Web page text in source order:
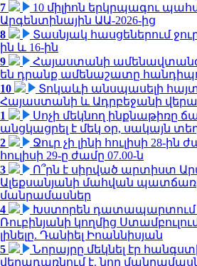
7
10 միլիոն երկրպագու
Արգենտինային ԱԱ-2026-ից
8
Տասնյակ հասցեներում ջուր
ին և 16-ին
9
Հայաստանի
են դրանք ամենաշատը
10
Տոկաևի անսպասելի
Հայաստանի և Ադրբեջանի
1
Սոչի մեկնող ինքնաթիռը
անցկացրել է մեկ օր, սակայն տեղ
2
Ջուր չի լինի հուլիսի 28-ին
հուլիսի 29-ը ժամը 07.00-ն
3
Ո՞րն է սիրված արտիստ
Ալեքսանյանի մահվան
մանրամասներ
4
Խստորեն դատապարտում
Ռուբինյանի կողմից
լինելը. Դանիել Իոաննիսյան
5
Նորայրը մեկնել էր
վերադառնում է. նոր